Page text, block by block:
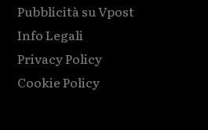
Pubblicità su Vpost
Info Legali
Privacy Policy
Cookie Policy